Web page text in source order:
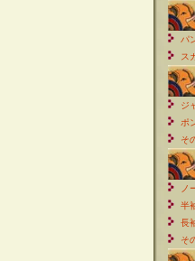
パ
ス
ジ
ポ
そ
ノ
半
長
そ